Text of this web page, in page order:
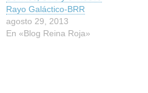
Rayo Galáctico-BRR
agosto 29, 2013
En «Blog Reina Roja»